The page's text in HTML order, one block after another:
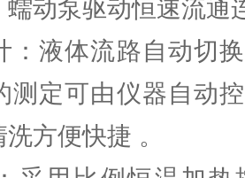
蠕动泵驱动恒速流通
：液体流路自动切
测定可由仪器自动
方便快捷 。